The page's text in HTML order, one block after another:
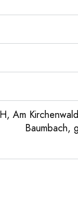
Am
Baumbach,